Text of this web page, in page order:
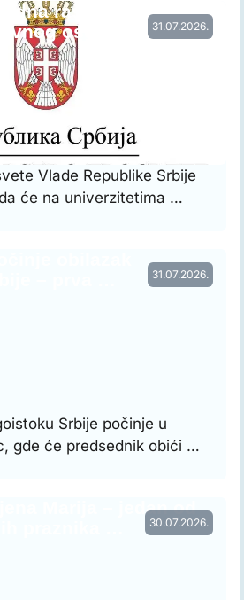
31.07.2026.
raspodela radnog
osoblja…
Vlade Republike Srbije
će na univerzitetima …
31.07.2026.
Srbije počinje u
gde će predsednik obići …
30.07.2026.
Marija – jedan od